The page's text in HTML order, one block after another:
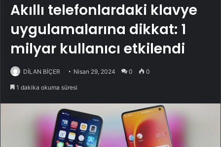
Akıllı telefonlardaki klavye
uygulamalarına dikkat: 1
milyar kullanıcı etkilendi
DİLAN BİÇER Nisan 29, 2024 0 0
1 dakika okuma süresi